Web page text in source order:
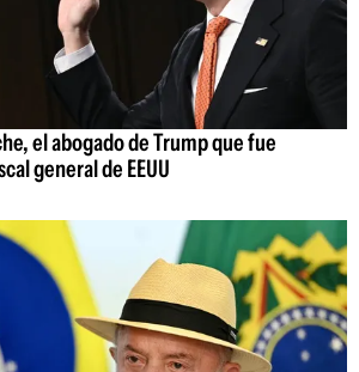
el abogado de Trump que fue
general de EEUU